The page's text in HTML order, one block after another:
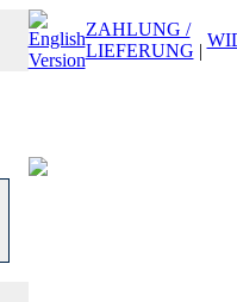
ZAHLUNG /
LIEFERUNG |